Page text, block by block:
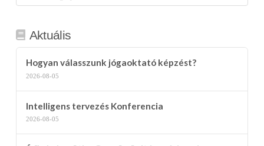
kategória
Aktuális
Hogyan válasszunk jógaoktató képzést?
2026-08-05
Intelligens tervezés Konferencia
2026-08-05